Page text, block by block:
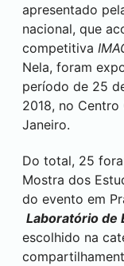
apresentado
nacional, que
competitiva
Nela, foram
período de 25
2018, no
Janeiro.
Do total, 25
Mostra dos
do evento em
Laboratório de
escolhido na